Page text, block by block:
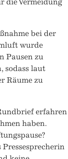
bei der
wurde
Pausen zu
sodass laut
Räume zu
erfahren
haben.